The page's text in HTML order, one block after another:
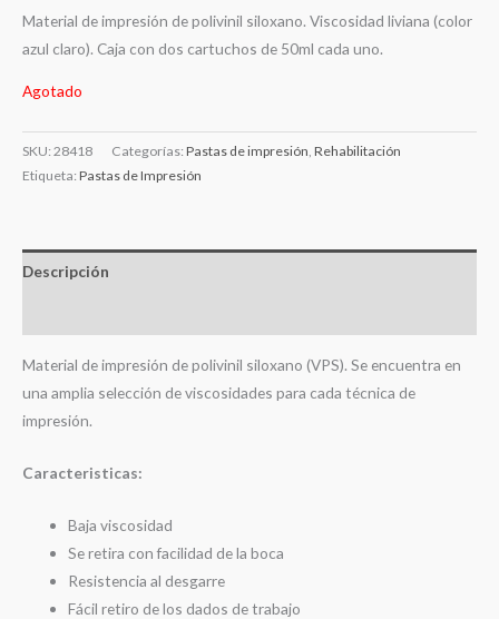
Material de impresión de polivinil siloxano. Viscosidad liviana (color
azul claro). Caja con dos cartuchos de 50ml cada uno.
Agotado
SKU: 28418 Categorías: Pastas de impresión, Rehabilitación
Etiqueta: Pastas de Impresión
Descripción
Material de impresión de polivinil siloxano (VPS). Se encuentra en
una amplia selección de viscosidades para cada técnica de
impresión.
Caracteristicas:
Baja viscosidad
Se retira con facilidad de la boca
Resistencia al desgarre
Fácil retiro de los dados de trabajo